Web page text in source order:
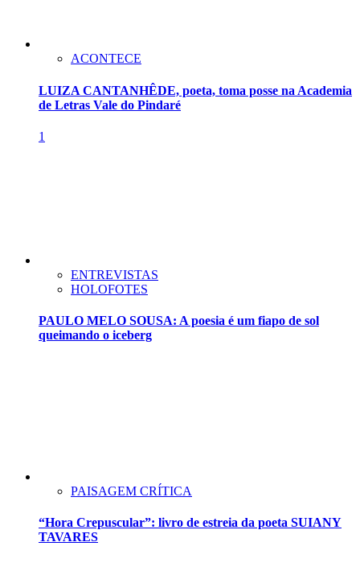
ACONTECE
LUIZA CANTANHÊDE, poeta, toma posse na Academia
de Letras Vale do Pindaré
1
ENTREVISTAS
HOLOFOTES
PAULO MELO SOUSA: A poesia é um fiapo de sol
queimando o iceberg
PAISAGEM CRÍTICA
“Hora Crepuscular”: livro de estreia da poeta SUIANY
TAVARES